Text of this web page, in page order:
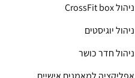
CrossFit box ניהול
ניהול יוגיסטים
ניהול חדר כושר